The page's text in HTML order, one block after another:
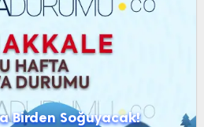
Birden Soğuyacak!